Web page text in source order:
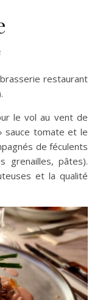
le vol au vent de
sauce tomate et le
de féculents
grenailles, pâtes).
et la qualité